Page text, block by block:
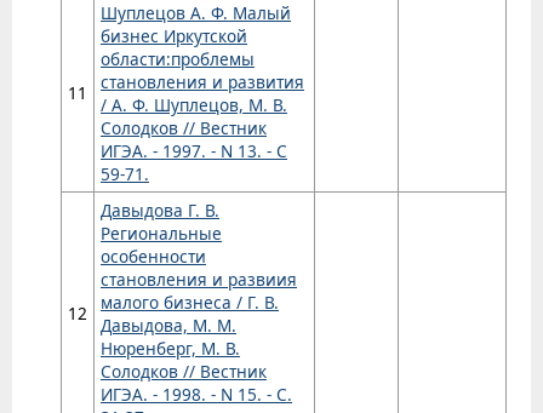
11
Шуплецов А. Ф. Малый
бизнес Иркутской
области:проблемы
становления и развития
/ А. Ф. Шуплецов, М. В.
Солодков // Вестник
ИГЭА. - 1997. - N 13. - С
59-71.
12
Давыдова Г. В.
Региональные
особенности
становления и развиия
малого бизнеса / Г. В.
Давыдова, М. М.
Нюренберг, М. В.
Солодков // Вестник
ИГЭА. - 1998. - N 15. - С.